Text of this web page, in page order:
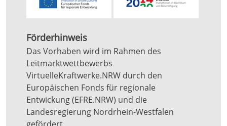
Förderhinweis
Das Vorhaben wird im Rahmen des
Leitmarktwettbewerbs
VirtuelleKraftwerke.NRW durch den
Europäischen Fonds für regionale
Entwickung (EFRE.NRW) und die
Landesregierung Nordrhein-Westfalen